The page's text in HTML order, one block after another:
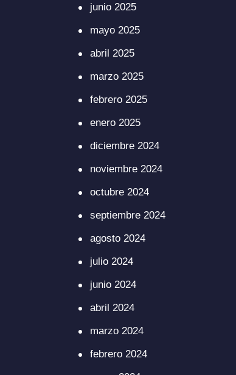
junio 2025
mayo 2025
abril 2025
marzo 2025
febrero 2025
enero 2025
diciembre 2024
noviembre 2024
octubre 2024
septiembre 2024
agosto 2024
julio 2024
junio 2024
abril 2024
marzo 2024
febrero 2024